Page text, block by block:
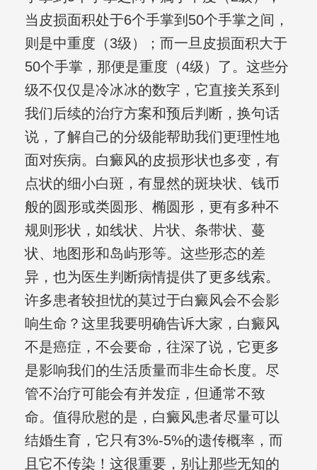
当皮损面积处于6个手掌到50个手掌之间，
则是中重度（3级）；而一旦皮损面积大于
50个手掌，那便是重度（4级）了。这些分
级不仅仅是冷冰冰的数字，它直接关系到
我们后续的治疗方案和预后判断，换句话
说，了解自己的分级能帮助我们更理性地
面对疾病。白癜风的皮损形状也多变，有
点状的细小白斑，有显然的斑块状、钱币
般的圆形或类圆形、椭圆形，更有多种不
规则形状，如线状、片状、条带状、蔓
状、地图形和岛屿形等。这些形态的差
异，也为医生判断病情提供了更多线索。
许多患者较担忧的莫过于白癜风会不会影
响生命？这里我要明确告诉大家，白癜风
不是癌症，不会要命，往深了说，它更多
是影响我们的生活质量而非生命长度。尽
管不治疗可能会有并发症，但通常不致
命。值得欣慰的是，白癜风患者尽量可以
结婚生育，它只有3%-5%的遗传概率，而
且它不传染！这很重要，别让那些无知的